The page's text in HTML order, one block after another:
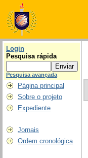
Login
Pesquisa rápida
Pesquisa avançada
Página principal
Sobre o projeto
Expediente
Jornais
Ordem cronológica